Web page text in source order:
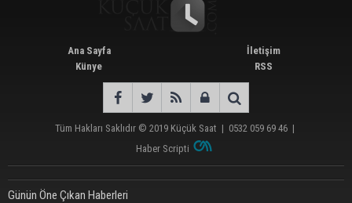
Ana Sayfa
Künye
İletişim
RSS
Tüm Hakları Saklıdır © 2019 Küçük Saat | 0532 059 69 46 |
Haber Scripti
Günün Öne Çıkan Haberleri